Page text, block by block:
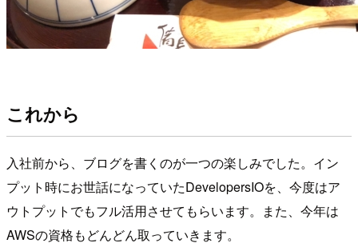
これから
入社前から、ブログを書くのが一つの楽しみでした。イン
プット時にお世話になっていたDevelopersIOを、今度はア
ウトプットでもフル活用させてもらいます。また、今年は
AWSの資格もどんどん取っていきます。